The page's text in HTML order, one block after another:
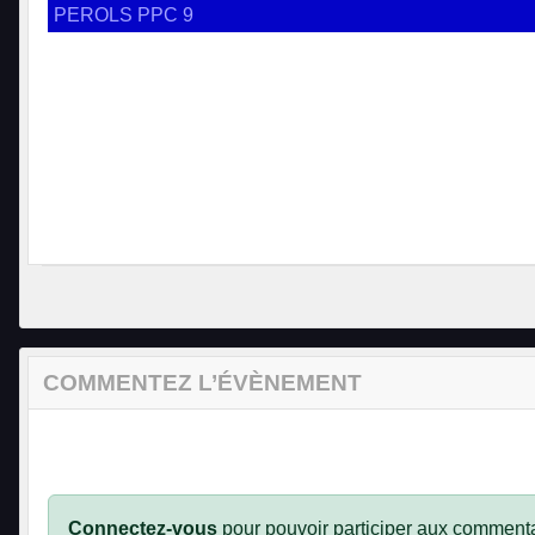
PEROLS PPC 9
COMMENTEZ L’ÉVÈNEMENT
Connectez-vous pour pouvoir participer aux